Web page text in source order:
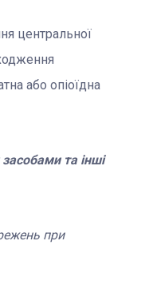
центральної
або опіоїдна
та інші
при